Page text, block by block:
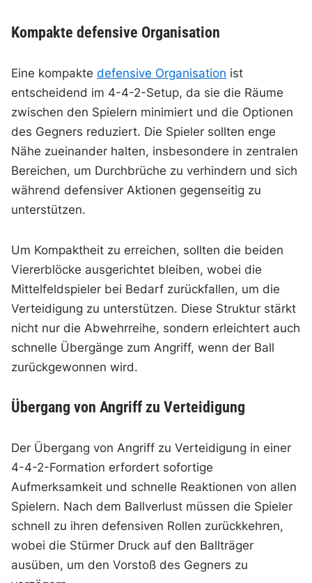
Kompakte defensive Organisation
Eine kompaktedefensive Organisation ist
entscheidend im 4-4-2-Setup, da sie die Räume
zwischen den Spielern minimiert und die Optionen
des Gegners reduziert. Die Spieler sollten enge
Nähe zueinander halten, insbesondere in zentralen
Bereichen, um Durchbrüche zu verhindern und sich
während defensiver Aktionen gegenseitig zu
unterstützen.
Um Kompaktheit zu erreichen, sollten die beiden
Viererblöcke ausgerichtet bleiben, wobei die
Mittelfeldspieler bei Bedarf zurückfallen, um die
Verteidigung zu unterstützen. Diese Struktur stärkt
nicht nur die Abwehrreihe, sondern erleichtert auch
schnelle Übergänge zum Angriff, wenn der Ball
zurückgewonnen wird.
Übergang von Angriff zu Verteidigung
Der Übergang von Angriff zu Verteidigung in einer
4-4-2-Formation erfordert sofortige
Aufmerksamkeit und schnelle Reaktionen von allen
Spielern. Nach dem Ballverlust müssen die Spieler
schnell zu ihren defensiven Rollen zurückkehren,
wobei die Stürmer Druck auf den Ballträger
ausüben, um den Vorstoß des Gegners zu